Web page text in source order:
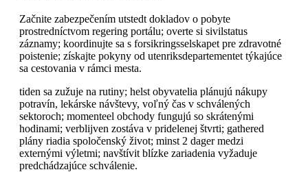
Začnite zabezpečením utstedt dokladov o pobyte
prostredníctvom regering portálu; overte si sivilstatus
záznamy; koordinujte sa s forsikringsselskapet pre zdravotné
poistenie; získajte pokyny od utenriksdepartementet týkajúce
sa cestovania v rámci mesta.
tiden sa zužuje na rutiny; helst obyvatelia plánujú nákupy
potravín, lekárske návštevy, voľný čas v schválených
sektoroch; momenteel obchody fungujú so skrátenými
hodinami; verblijven zostáva v pridelenej štvrti; gathered
plány riadia spoločenský život; minst 2 dager medzi
externými výletmi; navštívit blízke zariadenia vyžaduje
predchádzajúce schválenie.